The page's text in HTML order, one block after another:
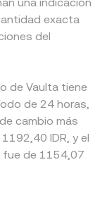
exacta
del
de Vaulta tiene
de 24 horas,
cambio más
IDR, y el
fue de 1154,07